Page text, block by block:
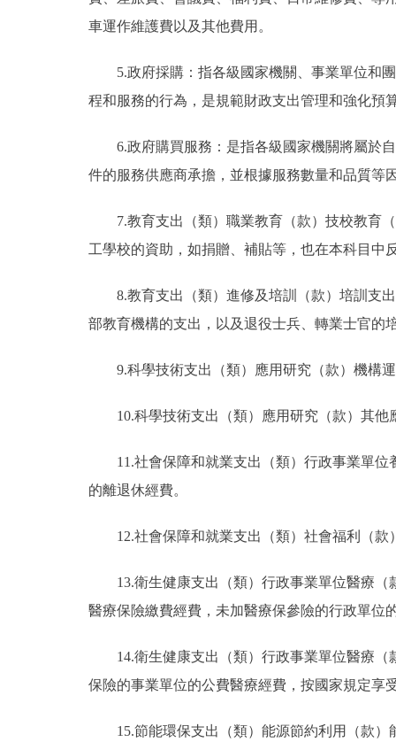
車運作維護費以及其他費用。
5.政府採購：指各級國家機關、事業單位和
程和服務的行為，是規範財政支出管理和強化預
6.政府購買服務：是指各級國家機關將屬於
件的服務供應商承擔，並根據服務數量和品質等
7.教育支出（類）職業教育（款）技校教育
工學校的資助，如捐贈、補貼等，也在本科目中
8.教育支出（類）進修及培訓（款）培訓支
部教育機構的支出，以及退役士兵、轉業士官的
9.科學技術支出（類）應用研究（款）機構
10.科學技術支出（類）應用研究（款）其
11.社會保障和就業支出（類）行政事業單
的離退休經費。
12.社會保障和就業支出（類）社會福利（
13.衛生健康支出（類）行政事業單位醫療
醫療保險繳費經費，未加醫療保參險的行政單位
14.衛生健康支出（類）行政事業單位醫療
保險的事業單位的公費醫療經費，按國家規定享
15.節能環保支出（類）能源節約利用（款